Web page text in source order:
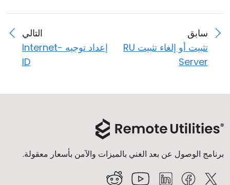
سابق
تثبيت أو إلغاء تثبيت RU
Server
التالي
إعداد توجيه Internet-
ID
برنامج الوصول عن بعد الغني بالميزات والآمن بأسعار معقولة.